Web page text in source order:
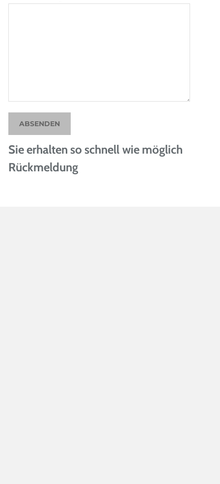
ABSENDEN
Sie erhalten so schnell wie möglich
Rückmeldung